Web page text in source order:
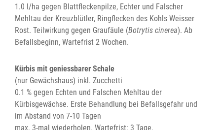
1.0 l/ha gegen Blattfleckenpilze, Echter und Falscher
Mehltau der Kreuzblütler, Ringflecken des Kohls Weisser
Rost. Teilwirkung gegen Graufäule (Botrytis cinerea). Ab
Befallsbeginn, Wartefrist 2 Wochen.
Kürbis mit geniessbarer Schale
(nur Gewächshaus) inkl. Zucchetti
0.1 % gegen Echten und Falschen Mehltau der
Kürbisgewächse. Erste Behandlung bei Befallsgefahr und
im Abstand von 7-10 Tagen
max. 3-mal wiederholen. Wartefrist: 3 Tage.